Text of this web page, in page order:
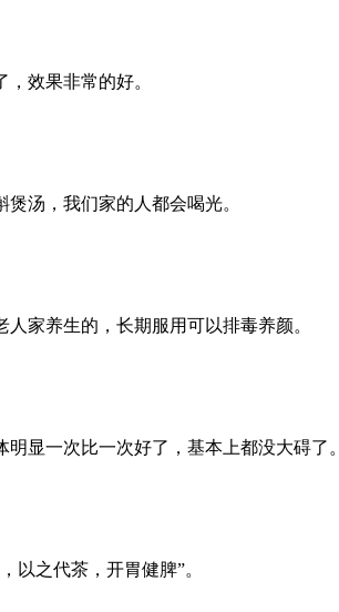
效果非常的好。
汤，我们家的人都会喝光。
家养生的，长期服用可以排毒养颜。
显一次比一次好了，基本上都没大碍了。
以之代茶，开胃健脾”。